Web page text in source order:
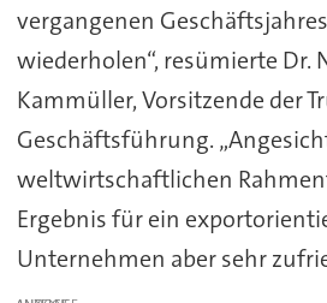
vergangenen
wiederholen“, resümierte Dr.
Kammüller, Vorsitzende der
Geschäftsführung.
weltwirtschaftlichen
Ergebnis für ein
Unternehmen aber sehr